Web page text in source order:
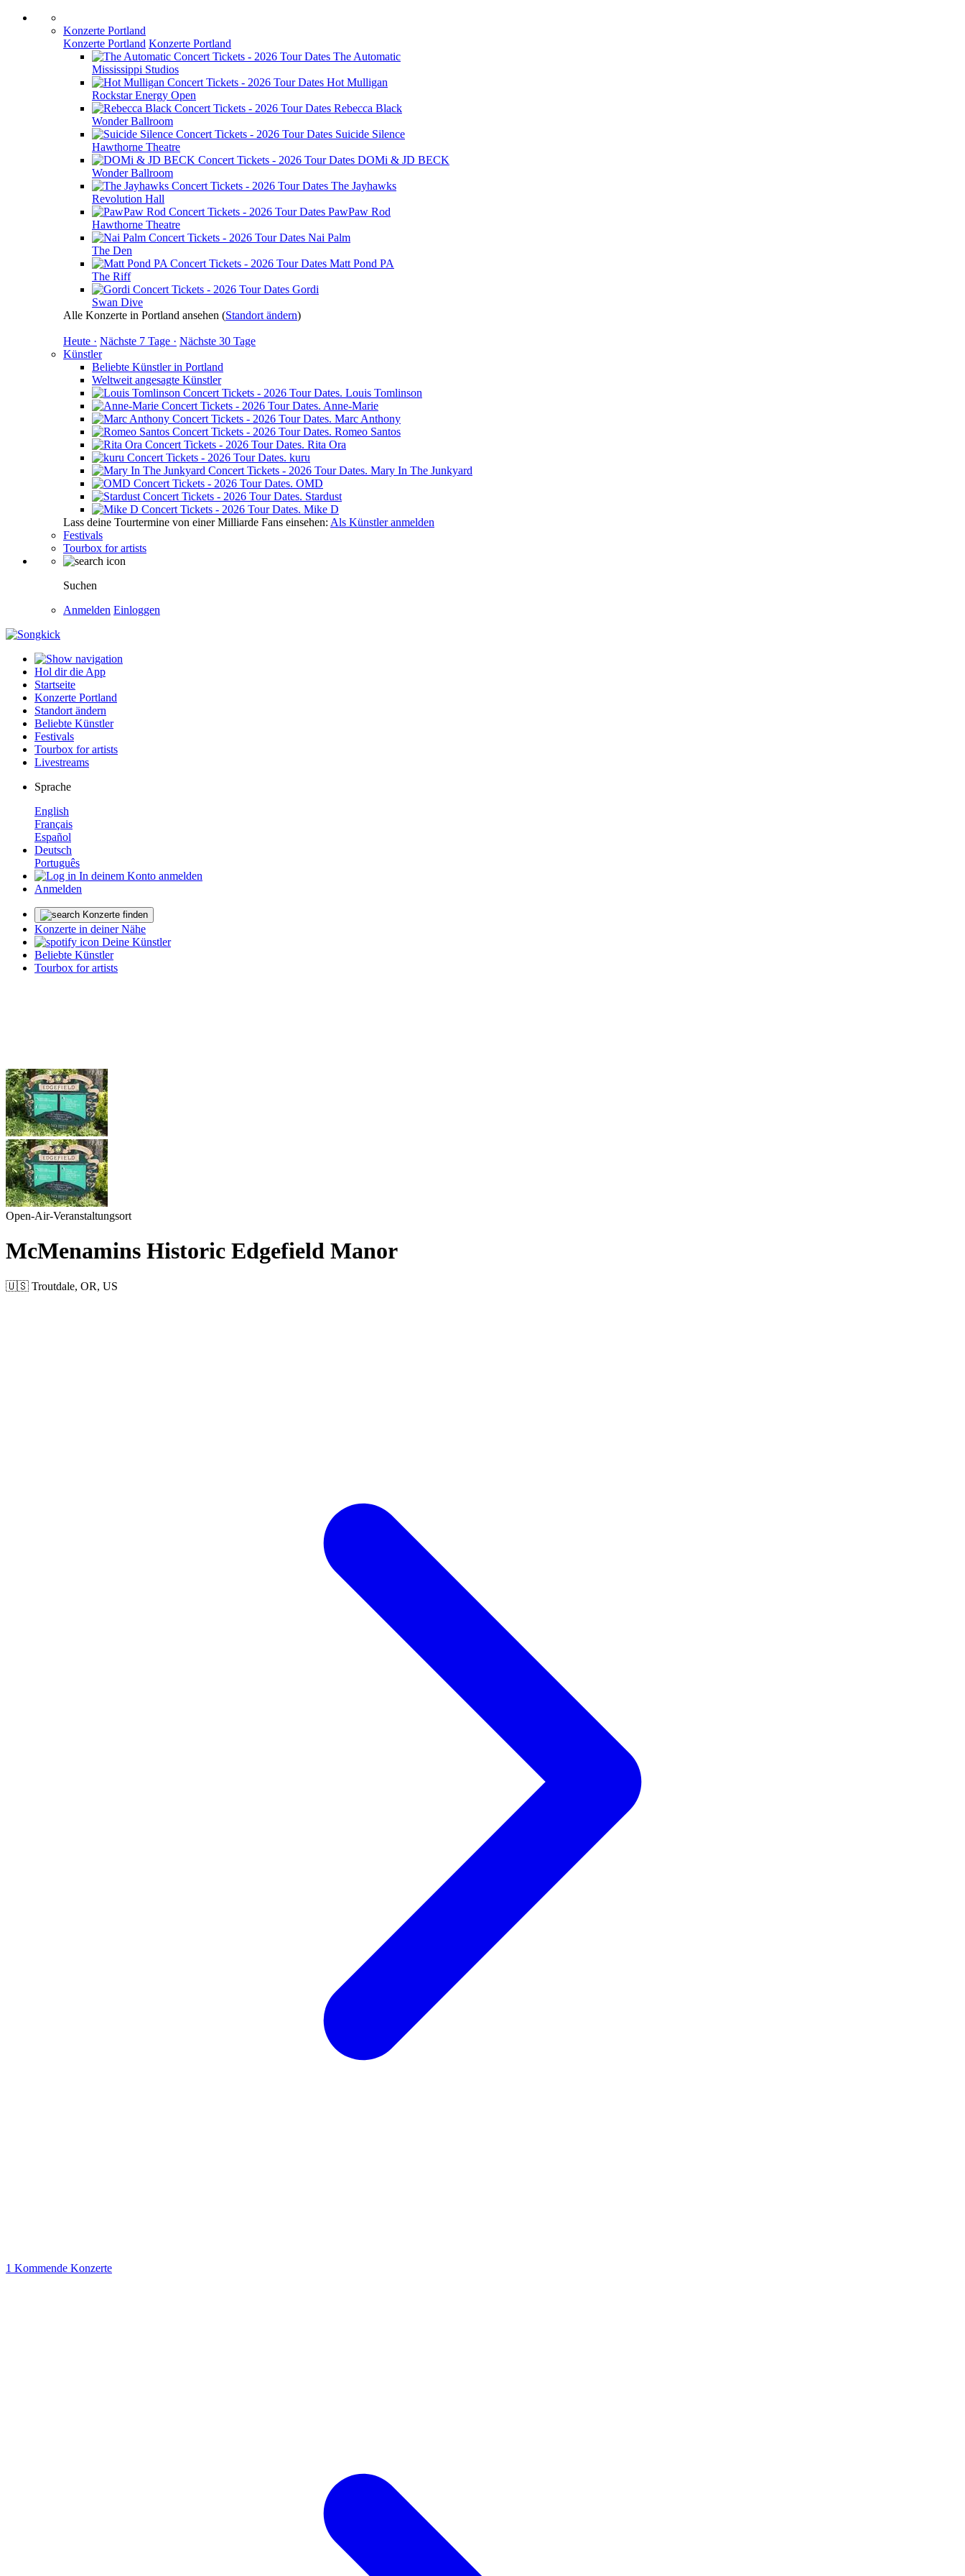
Konzerte Portland
Konzerte Portland Konzerte Portland
The Automatic
Mississippi Studios
Hot Mulligan
Rockstar Energy Open
Rebecca Black
Wonder Ballroom
Suicide Silence
Hawthorne Theatre
DOMi & JD BECK
Wonder Ballroom
The Jayhawks
Revolution Hall
PawPaw Rod
Hawthorne Theatre
Nai Palm
The Den
Matt Pond PA
The Riff
Gordi
Swan Dive
Alle Konzerte in Portland ansehen (Standort ändern)
Heute · Nächste 7 Tage · Nächste 30 Tage
Künstler
Beliebte Künstler in Portland
Weltweit angesagte Künstler
Louis Tomlinson
Anne-Marie
Marc Anthony
Romeo Santos
Rita Ora
kuru
Mary In The Junkyard
OMD
Stardust
Mike D
Lass deine Tourtermine von einer Milliarde Fans einsehen: Als Künstler anmelden
Festivals
Tourbox for artists
Suchen
Anmelden Einloggen
Hol dir die App
Startseite
Konzerte Portland
Standort ändern
Beliebte Künstler
Festivals
Tourbox for artists
Livestreams
Sprache
English
Français
Español
Deutsch
Português
In deinem Konto anmelden
Anmelden
Konzerte finden
Konzerte in deiner Nähe
Deine Künstler
Beliebte Künstler
Tourbox for artists
Open-Air-Veranstaltungsort
McMenamins Historic Edgefield Manor
🇺🇸 Troutdale, OR, US
1 Kommende Konzerte